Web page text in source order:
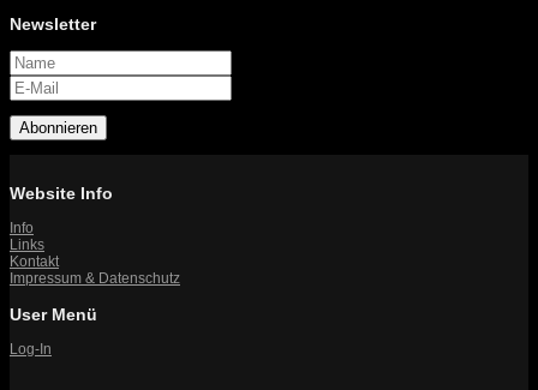
Newsletter
Abonnieren
Website Info
Info
Links
Kontakt
Impressum & Datenschutz
User Menü
Log-In